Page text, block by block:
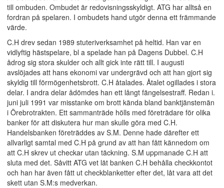
till ombuden. Ombudet är redovisningsskyldigt. ATG har alltså en
fordran på spelaren. I ombudets hand utgör denna ett främmande
värde.
C.H drev sedan 1989 stuteriverksamhet på heltid. Han var en
vidlyftig hästspelare, bl a spelade han på Dagens Dubbel. C.H
ådrog sig stora skulder och allt gick inte rätt till. I augusti
avslöjades att hans ekonomi var undergrävd och att han gjort sig
skyldig till förmögenhetsbrott. C.H åtalades. Åtalet ogillades i stora
delar. I andra delar ådömdes han ett långt fängelsestraff. Redan i.
juni juli 1991 var misstanke om brott kända bland banktjänstemän
i Örebrotrakten. Ett sammanträde hölls med företrädare för olika
banker för att diskutera hur man skulle göra med C.H.
Handelsbanken företräddes av S.M. Denne hade därefter ett
allvarligt samtal med C.H på grund av att han fått kännedom om
att C.H skrev ut checkar utan täckning. S.M uppmanade C.H att
sluta med det. Såvitt ATG vet lät banken C.H behålla checkkontot
och han har även fått ut checkblanketter efter det, låt vara att det
skett utan S.M:s medverkan.